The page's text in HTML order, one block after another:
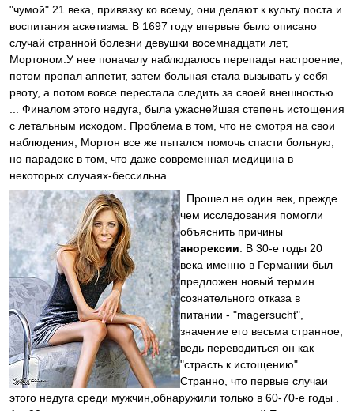
"чумой" 21 века, привязку ко всему, они делают к культу поста и
воспитания аскетизма. В 1697 году впервые было описано
случай странной болезни девушки восемнадцати лет,
Мортоном.У нее поначалу наблюдалось перепады настроение,
потом пропал аппетит, затем больная стала вызывать у себя
рвоту, а потом вовсе перестала следить за своей внешностью
... Финалом этого недуга, была ужаснейшая степень истощения
с летальным исходом. Проблема в том, что не смотря на свои
наблюдения, Мортон все же пытался помочь спасти больную,
но парадокс в том, что даже современная медицина в
некоторых случаях-бессильна.
Прошел не один век, прежде
чем исследования помогли
объяснить причины
анорексии . В 30-е годы 20
века именно в Германии был
предложен новый термин
сознательного отказа в
питании - "magersucht",
значение его весьма странное,
ведь переводиться он как
"страсть к истощению".
Странно, что первые случаи
этого недуга среди мужчин,обнаружили только в 60-70-е годы .